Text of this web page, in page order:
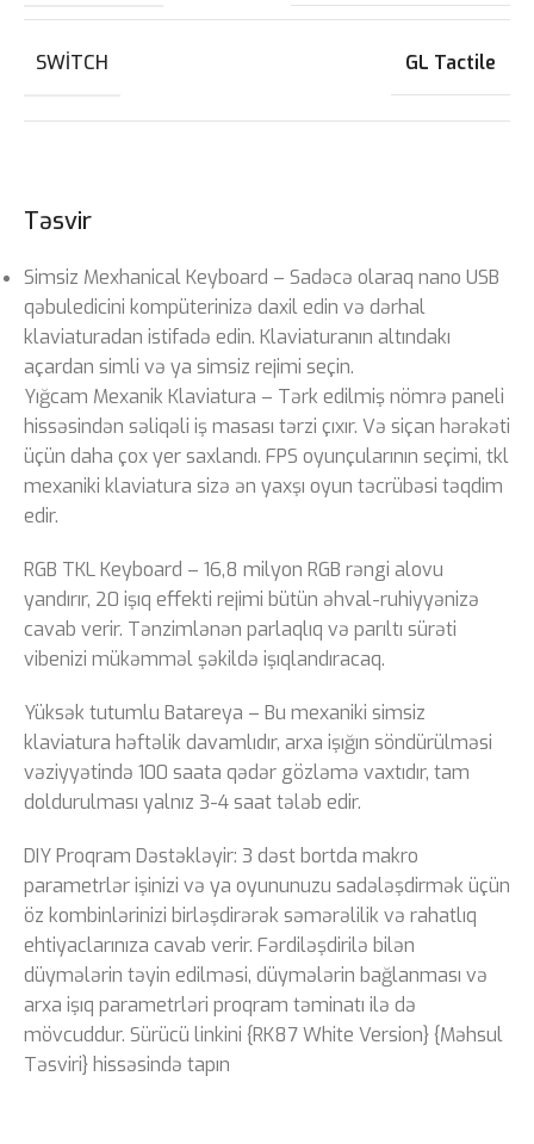
Təsvir
Simsiz Mexhanical Keyboard – Sadəcə olaraq nano USB
qəbuledicini kompüterinizə daxil edin və dərhal
klaviaturadan istifadə edin. Klaviaturanın altındakı
açardan simli və ya simsiz rejimi seçin.
Yığcam Mexanik Klaviatura – Tərk edilmiş nömrə paneli
hissəsindən səliqəli iş masası tərzi çıxır. Və siçan hərəkəti
üçün daha çox yer saxlandı. FPS oyunçularının seçimi, tkl
mexaniki klaviatura sizə ən yaxşı oyun təcrübəsi təqdim
edir.
RGB TKL Keyboard – 16,8 milyon RGB rəngi alovu
yandırır, 20 işıq effekti rejimi bütün əhval-ruhiyyənizə
cavab verir. Tənzimlənən parlaqlıq və parıltı sürəti
vibenizi mükəmməl şəkildə işıqlandıracaq.
Yüksək tutumlu Batareya – Bu mexaniki simsiz
klaviatura həftəlik davamlıdır, arxa işığın söndürülməsi
vəziyyətində 100 saata qədər gözləmə vaxtıdır, tam
doldurulması yalnız 3-4 saat tələb edir.
DIY Proqram Dəstəkləyir: 3 dəst bortda makro
parametrlər işinizi və ya oyununuzu sadələşdirmək üçün
öz kombinlərinizi birləşdirərək səmərəlilik və rahatlıq
ehtiyaclarınıza cavab verir. Fərdiləşdirilə bilən
düymələrin təyin edilməsi, düymələrin bağlanması və
arxa işıq parametrləri proqram təminatı ilə də
mövcuddur. Sürücü linkini {RK87 White Version} {Məhsul
Təsviri} hissəsində tapın
SWITCH GL Tactile